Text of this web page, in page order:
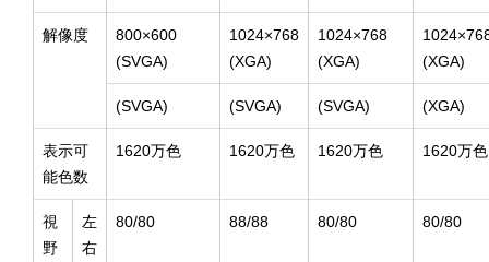
解像度
800×600
(SVGA)
1024×768
(XGA)
1024×768
(XGA)
(XGA)
(SVGA) (SVGA) (SVGA) (XGA)
表示可
能色数
1620万色 1620万色 1620万色 1620万色
視
野
左
右
80/80 88/88 80/80 80/80